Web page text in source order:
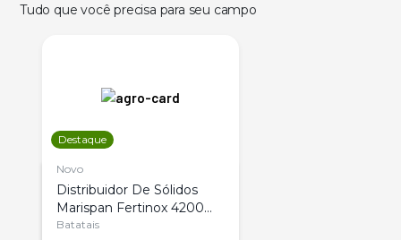
Tudo que você precisa para seu campo
Destaque
Novo
Distribuidor De Sólidos
Marispan Fertinox 4200
Citrus
Batatais